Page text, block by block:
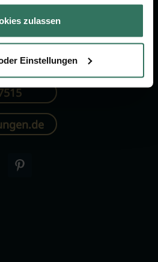
zulassen
Einstellungen